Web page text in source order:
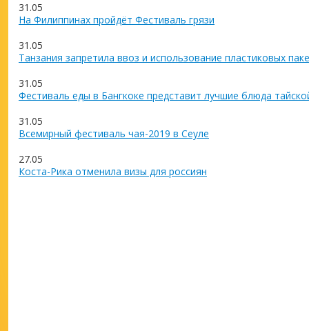
31.05
На Филиппинах пройдёт Фестиваль грязи
31.05
Танзания запретила ввоз и использование пластиковых
31.05
Фестиваль еды в Бангкоке представит лучшие блюда
31.05
Всемирный фестиваль чая-2019 в Сеуле
27.05
Коста-Рика отменила визы для россиян